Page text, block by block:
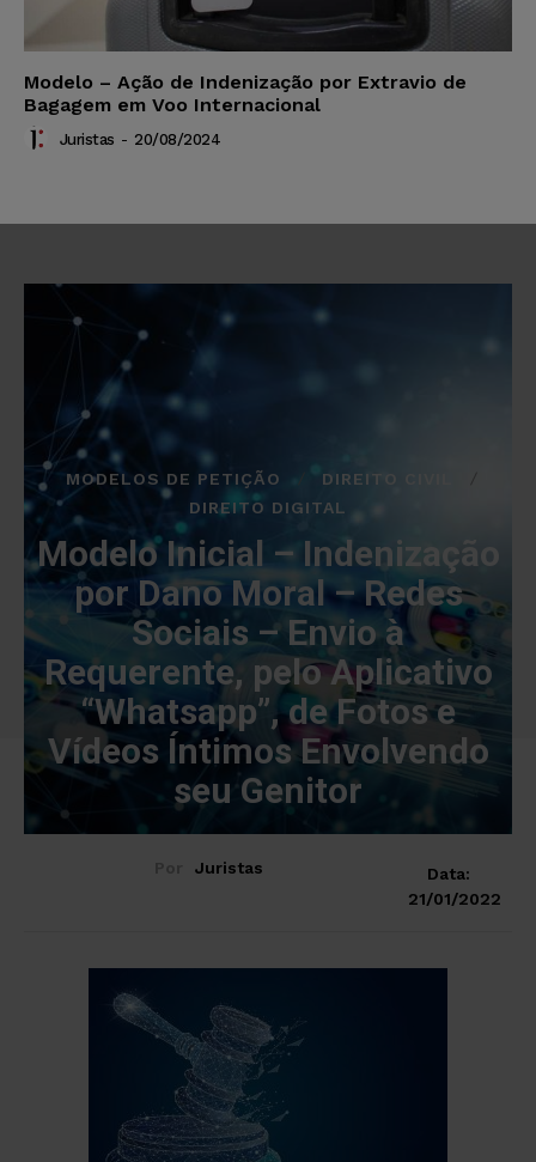
Modelo – Ação de Indenização por Extravio de
Bagagem em Voo Internacional
Juristas - 20/08/2024